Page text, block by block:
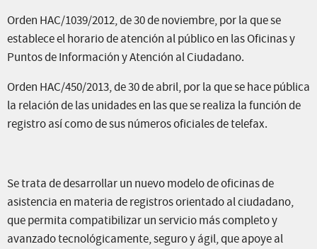
Orden HAC/1039/2012, de 30 de noviembre, por la que se
establece el horario de atención al público en las Oficinas y
Puntos de Información y Atención al Ciudadano.
Orden HAC/450/2013, de 30 de abril, por la que se hace pública
la relación de las unidades en las que se realiza la función de
registro así como de sus números oficiales de telefax.
Se trata de desarrollar un nuevo modelo de oficinas de
asistencia en materia de registros orientado al ciudadano,
que permita compatibilizar un servicio más completo y
avanzado tecnológicamente, seguro y ágil, que apoye al